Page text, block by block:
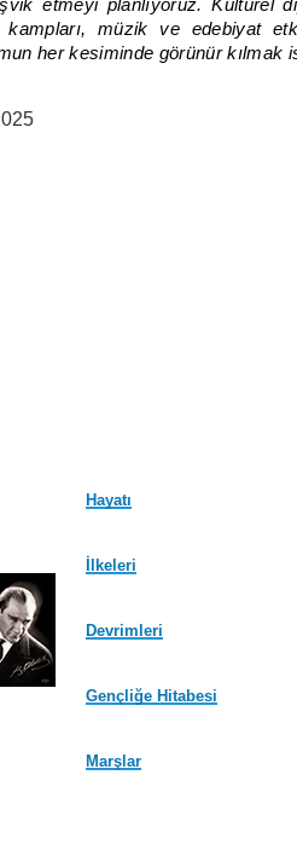
etmeyi planlıyoruz. Kültürel
müzik ve edebiyat
her kesiminde görünür kılmak
Hayatı
İlkeleri
Devrimleri
Gençliğe Hitabesi
Marşlar